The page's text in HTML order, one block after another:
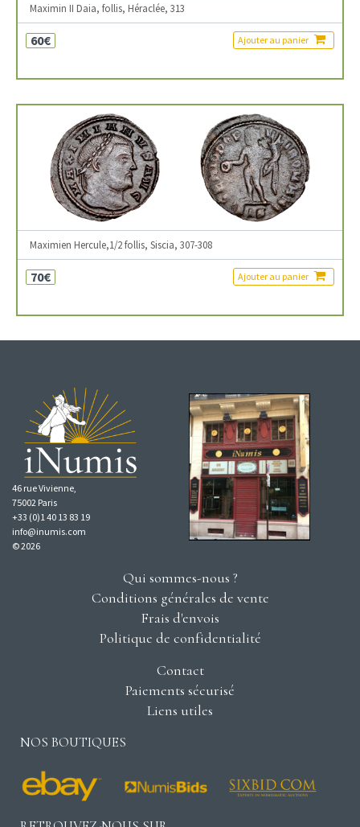
Maximin II Daia, follis, Héraclée, 313
60€ Ajouter au panier
Maximien Hercule,1/2 follis, Siscia, 307-308
70€ Ajouter au panier
46 rue Vivienne,
75002 Paris
+33 (0)1 40 13 83 19
info@inumis.com
© 2026
Qui sommes-nous ?
Conditions générales de vente
Frais d'envois
Politique de confidentialité
Contact
Paiements sécurisé
Liens utiles
NOS BOUTIQUES